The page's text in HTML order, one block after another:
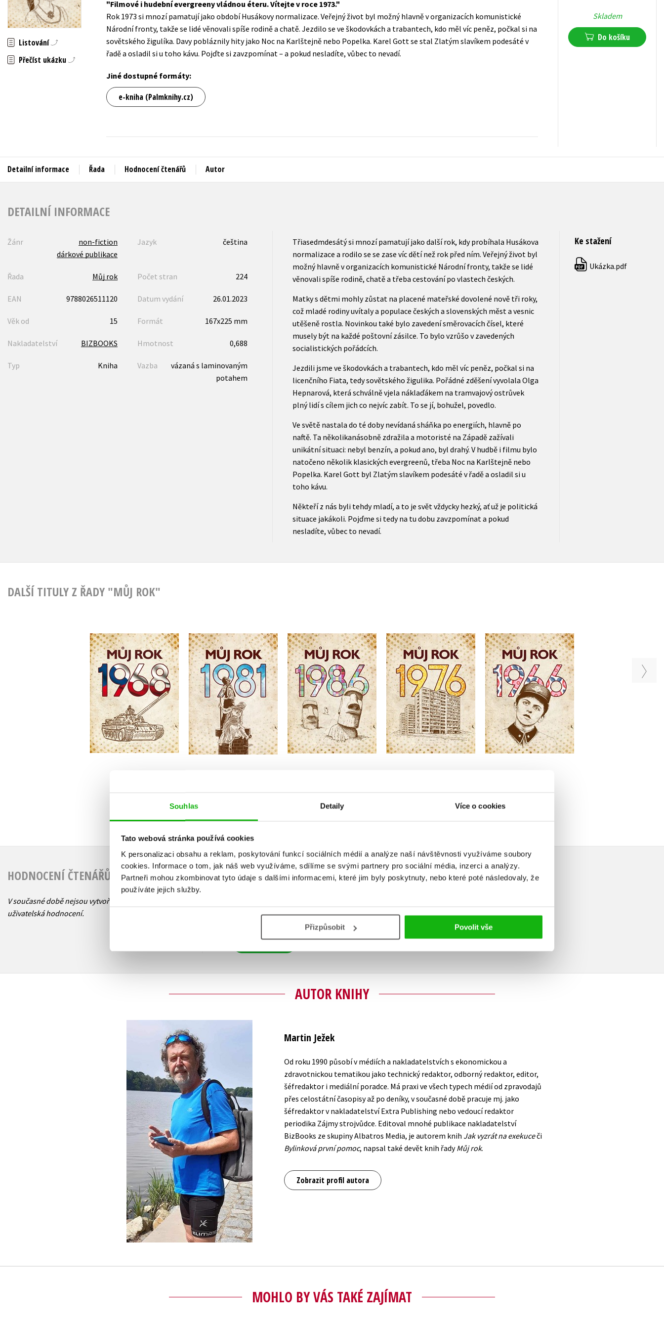
Souhlas Detaily Více o cookies
Tato webová stránka používá cookies
K personalizaci obsahu a reklam, poskytování funkcí sociálních médií a analýze naší návštěvnosti využíváme soubory
cookies. Informace o tom, jak náš web využíváme, sdílíme se svými partnery pro sociální média, inzerci a analýzy.
Partneři mohou zkombinovat tyto údaje s dalšími informacemi, které jim byly poskytnuty, nebo které poté následovaly, že
používáte jejich služby.
Přizpůsobit Povolit vše
Auto - moto
Beletrie pro děti
Beletrie pro dospělé
Byznys a ekonomie
Jazyky
Kalendáře
Kariéra a osobní rozvoj
Komiks
Populárně - naučná pro dospělé
Populárně - naučné pro děti
Předškoláci
Příroda a zahrada
Young adult (SK)
Zdraví a životní styl
Listování
Přečíst ukázku
Filmové i hudební evergreeny vládnou éteru. Vítejte v roce 1973.
Rok 1973 si mnozí pamatují jako období Husákovy normalizace. Veřejný život byl možný hlavně v organizacích komunistické
Národní fronty, takže se lidé věnovali spíše rodině a chatě. Jezdilo se ve škodovkách a trabantech, kdo měl víc peněz, počkal si na
sovětského žigulíka. Davy pobláznily hity jako Noc na Karlštejně nebo Popelka. Karel Gott se stal Zlatým slavíkem podesáté v
řadě a osladil si u toho kávu. Pojďte si zavzpomínat – a pokud nesladíte, vůbec to nevadí.
Jiné dostupné formáty:
e-kniha (Palmknihy.cz)
Skladem
Do košíku
Detailní informace Řada Hodnocení čtenářů Autor
DETAILNÍ INFORMACE
Žánr
non-fiction
dárkové publikace
Jazyk čeština
Řada Můj rok Počet stran 224
EAN 9788026511120 Datum vydání 26.01.2023
Věk od 15 Formát 167x225 mm
Nakladatelství BIZBOOKS Hmotnost 0,688
Typ Kniha Vazba
vázaná s laminovaným
potahem
Třiasedmdesátý si mnozí pamatují jako další rok, kdy probíhala Husákova
normalizace a rodilo se se zase víc dětí než rok před ním. Veřejný život byl
možný hlavně v organizacích komunistické Národní fronty, takže se lidé
věnovali spíše rodině, chatě a třeba cestování po vlastech českých.
Matky s dětmi mohly zůstat na placené mateřské dovolené nově tři roky,
což mladé rodiny uvítaly a populace českých a slovenských měst a vesnic
utěšeně rostla. Novinkou také bylo zavedení směrovacích čísel, které
musely být na každé poštovní zásilce. To bylo vzrůšo v zavedených
socialistických pořádcích.
Jezdili jsme ve škodovkách a trabantech, kdo měl víc peněz, počkal si na
licenčního Fiata, tedy sovětského žigulika. Pořádné zděšení vyvolala Olga
Hepnarová, která schválně vjela náklaďákem na tramvajový ostrůvek
plný lidí s cílem jich co nejvíc zabít. To se jí, bohužel, povedlo.
Ve světě nastala do té doby nevídaná sháňka po energiích, hlavně po
naftě. Ta několikanásobně zdražila a motoristé na Západě zažívali
unikátní situaci: nebyl benzín, a pokud ano, byl drahý. V hudbě i filmu bylo
natočeno několik klasických evergreenů, třeba Noc na Karlštejně nebo
Popelka. Karel Gott byl Zlatým slavíkem podesáté v řadě a osladil si u
toho kávu.
Někteří z nás byli tehdy mladí, a to je svět vždycky hezký, ať už je politická
situace jakákoli. Pojďme si tedy na tu dobu zavzpomínat a pokud
nesladíte, vůbec to nevadí.
Ke stažení
PDF Ukázka.pdf
DALŠÍ TITULY Z ŘADY "MŮJ ROK"
Můj rok 1968
Alena Breuerová
,
Jarmila Frejtichová
Do košíku
399 Kč
319 Kč
Můj rok 1981
Kateřina Komárková
Do košíku
399 Kč
319 Kč
Můj rok 1986
Martina Coufalová
Do košíku
399 Kč
319 Kč
Můj rok 1976
Alena Breuerová
Do košíku
399 Kč
319 Kč
Můj rok 1966
Markéta Kyzlinková
Do košíku
399 Kč
319 Kč
Jarmila Frejtichová
HODNOCENÍ ČTENÁŘŮ
V současné době nejsou vytvořena žádná
uživatelská hodnocení.
Uživatelskou recenzi mohou vkládat pouze registrovaní uživatelé
Přihlásit
AUTOR KNIHY
Martin Ježek
Od roku 1990 působí v médiích a nakladatelstvích s ekonomickou a
zdravotnickou tematikou jako technický redaktor, odborný redaktor, editor,
šéfredaktor i mediální poradce. Má praxi ve všech typech médií od zpravodajů
přes celostátní časopisy až po deníky, v současné době pracuje mj. jako
šéfredaktor v nakladatelství Extra Publishing nebo vedoucí redaktor
periodika Zájmy strojvůdce. Editoval mnohé publikace nakladatelství
BizBooks ze skupiny Albatros Media, je autorem knih Jak vyzrát na exekuceči
Bylinková první pomoc, napsal také devět knih řadyMůj rok.
Zobrazit profil autora
MOHLO BY VÁS TAKÉ ZAJÍMAT